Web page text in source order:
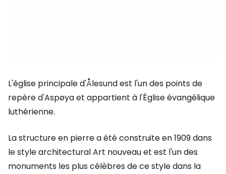
L'église principale d'Ålesund est l'un des points de
repère d'Aspøya et appartient à l'Église évangélique
luthérienne.
La structure en pierre a été construite en 1909 dans
le style architectural Art nouveau et est l'un des
monuments les plus célèbres de ce style dans la